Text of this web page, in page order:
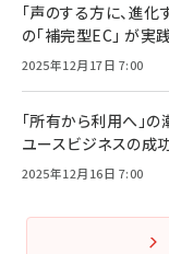
「声のする方に、進
の「補完型EC」 が実
2025年12月17日 7:00
「所有から利用へ」
ユースビジネスの成
2025年12月16日 7:00